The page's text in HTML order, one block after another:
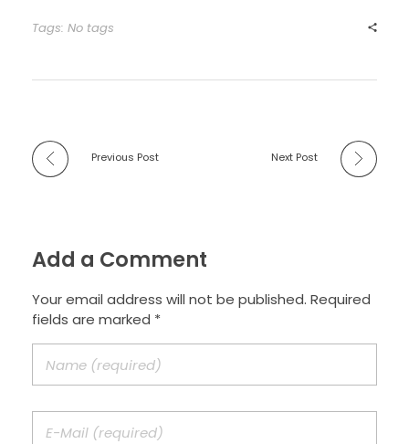
Tags: No tags
Previous Post Next Post
Add a Comment
Your email address will not be published. Required
fields are marked *